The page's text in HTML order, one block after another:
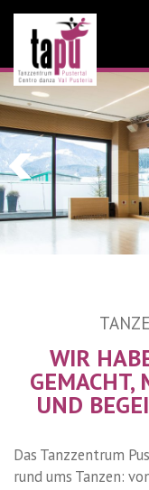
WIR
GEMACHT,
UND
Das Tanzzentrum
rund ums Tanzen: